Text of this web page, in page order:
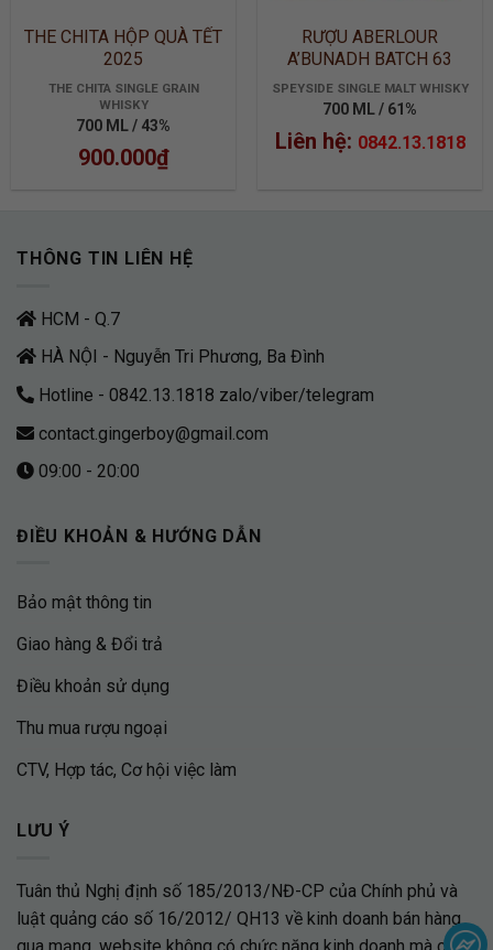
THE CHITA HỘP QUÀ TẾT
2025
THE CHITA SINGLE GRAIN
WHISKY
700 ML / 43%
900.000₫
RƯỢU ABERLOUR
A’BUNADH BATCH 63
SPEYSIDE SINGLE MALT WHISKY
700 ML / 61%
Liên hệ: 0842.13.1818
THÔNG TIN LIÊN HỆ
HCM - Q.7
HÀ NỘI - Nguyễn Tri Phương, Ba Đình
Hotline - 0842.13.1818 zalo/viber/telegram
contact.gingerboy@gmail.com
09:00 - 20:00
ĐIỀU KHOẢN & HƯỚNG DẪN
Bảo mật thông tin
Giao hàng & Đổi trả
Điều khoản sử dụng
Thu mua rượu ngoại
CTV, Hợp tác, Cơ hội việc làm
LƯU Ý
Tuân thủ Nghị định số 185/2013/NĐ-CP của Chính phủ và
luật quảng cáo số 16/2012/ QH13 về kinh doanh bán hàng